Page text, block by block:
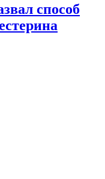
способ